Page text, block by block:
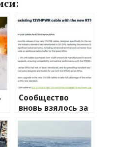
Сообщество
вновь взялось за
изучение случаев
разъема 12V-2×6